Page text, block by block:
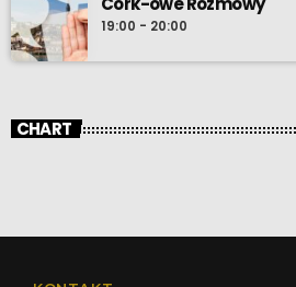
19:00 - 20:00
CHART